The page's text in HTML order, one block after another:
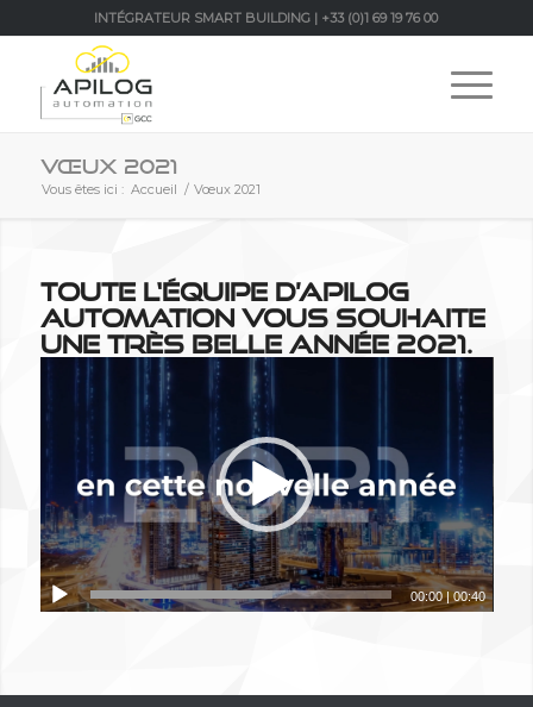
INTÉGRATEUR SMART BUILDING | +33 (0)1 69 19 76 00
Vœux 2021
Vous êtes ici : Accueil / Vœux 2021
Toute l‘équipe d’APILOG
Automation vous souhaite
une très belle année 2021.
00:00|00:40